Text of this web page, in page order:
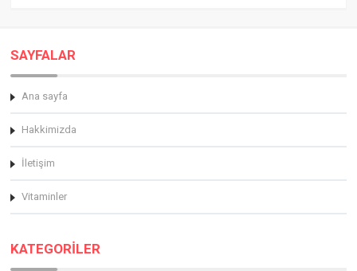
SAYFALAR
Ana sayfa
Hakkimizda
İletişim
Vitaminler
KATEGORİLER